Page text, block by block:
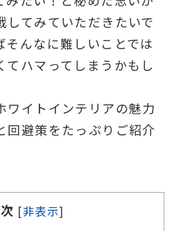
してみていただきたいで
そんなに難しいことでは
てハマってしまうかもし
ワイトインテリアの魅力
回避策をたっぷりご紹介
[非表示]